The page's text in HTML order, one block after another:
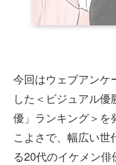
今回はウェブアンケ
した＜ビジュアル
優」ランキング＞を
こよさで、幅広い世
る20代のイケメン